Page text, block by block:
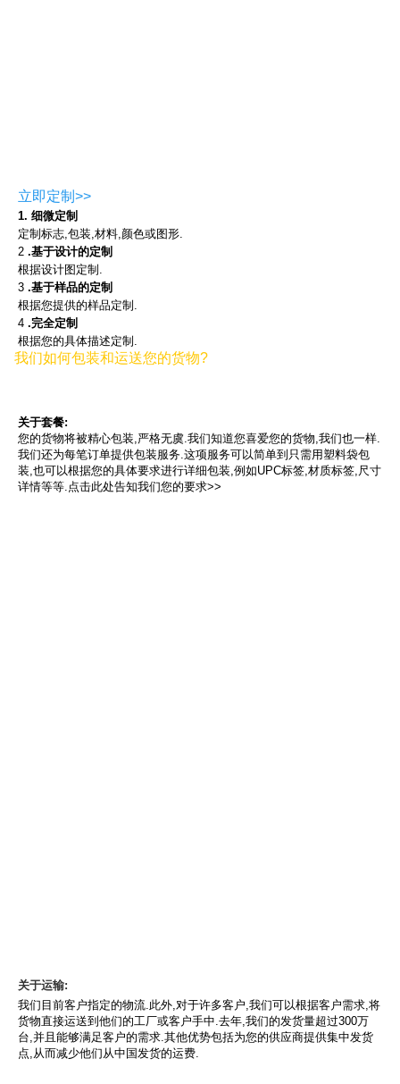
立即定制>>
1. 细微定制
定制标志,包装,材料,颜色或图形.
2 .基于设计的定制
根据设计图定制.
3 .基于样品的定制
根据您提供的样品定制.
4 .完全定制
根据您的具体描述定制.
我们如何包装和运送您的货物?
关于套餐:
您的货物将被精心包装,严格无虞.我们知道您喜爱您的货物,我们也一样.
我们还为每笔订单提供包装服务.这项服务可以简单到只需用塑料袋包
装,也可以根据您的具体要求进行详细包装,例如UPC标签,材质标签,尺寸
详情等等.点击此处告知我们您的要求>>
关于运输:
我们目前客户指定的物流.此外,对于许多客户,我们可以根据客户需求,将
货物直接运送到他们的工厂或客户手中.去年,我们的发货量超过300万
台,并且能够满足客户的需求.其他优势包括为您的供应商提供集中发货
点,从而减少他们从中国发货的运费.